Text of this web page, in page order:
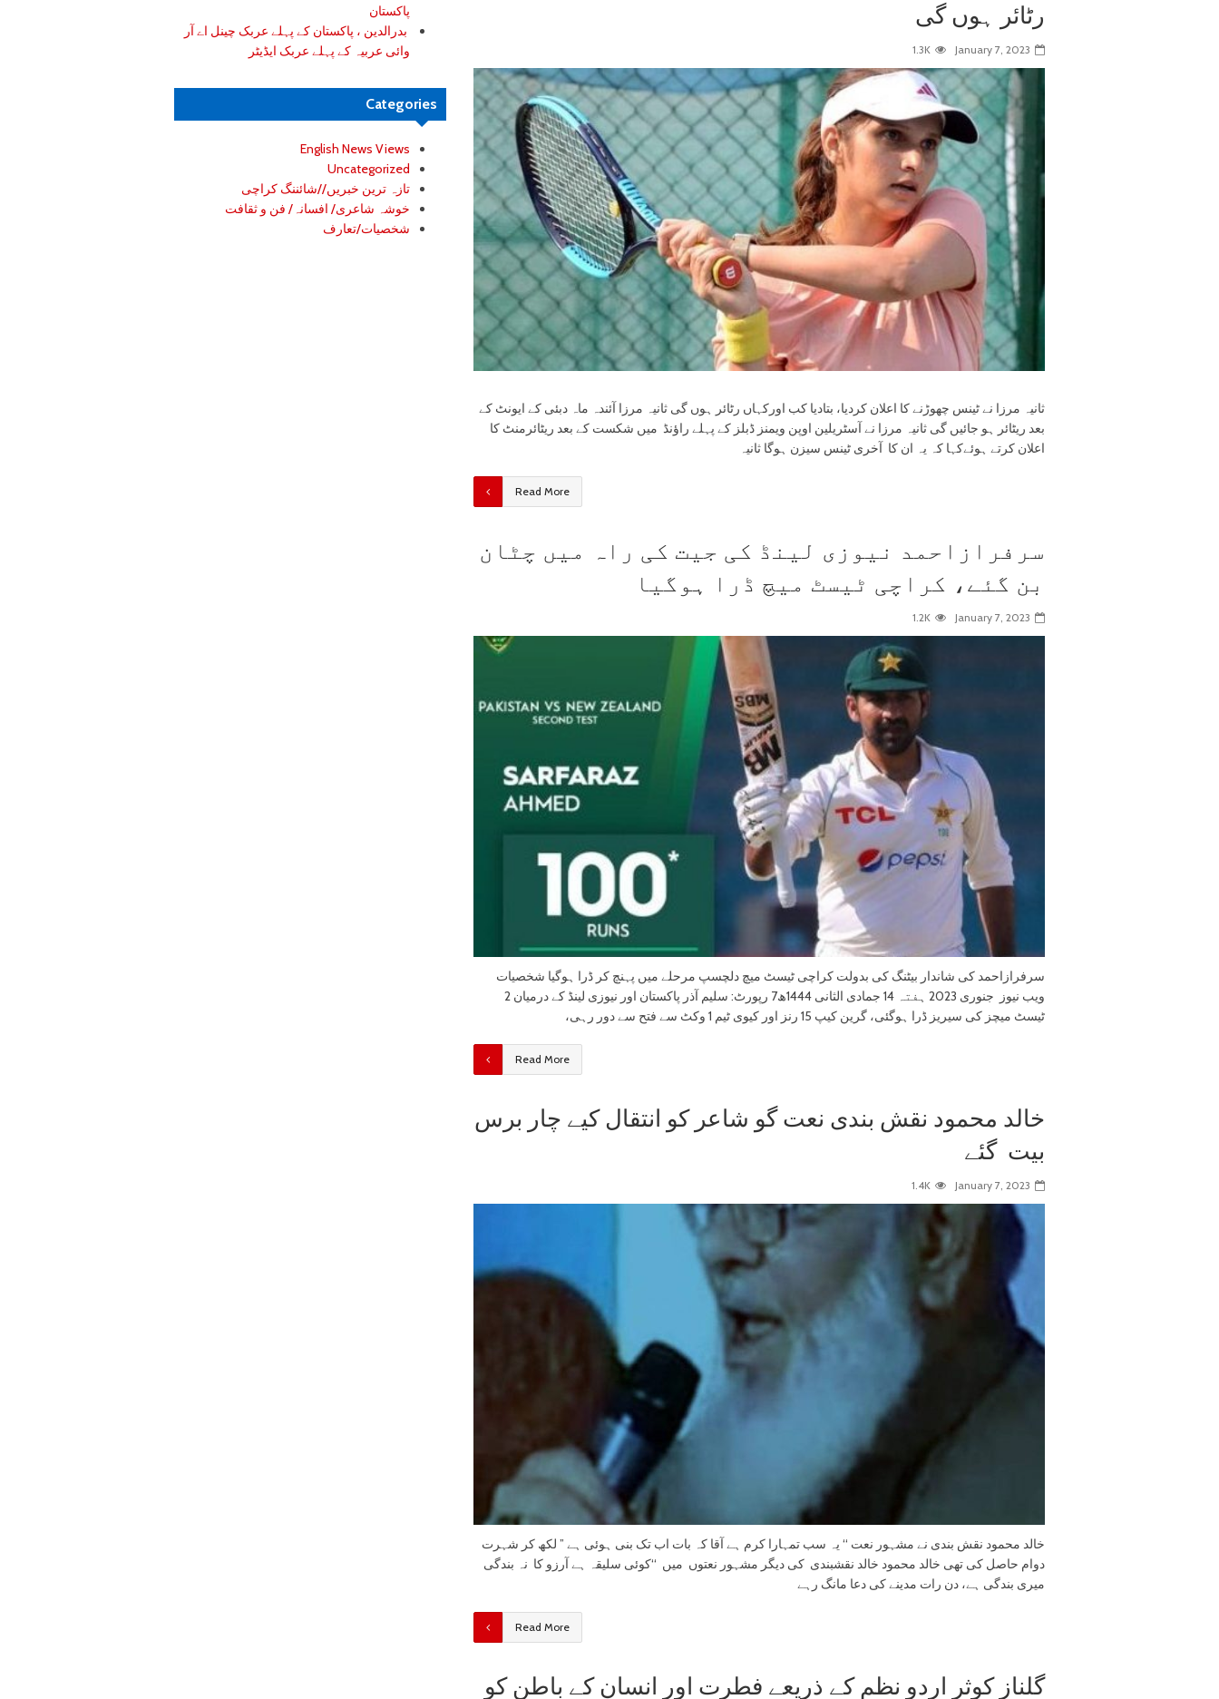
رٹائر ہوں گی
January 7, 2023
1.3K
ثانیہ مرزا نے ٹینس چھوڑنے کا اعلان کردیا، بتادیا کب اورکہاں رٹائر ہوں گی ثانیہ مرزا آئندہ ماہ دبئی کے ایونٹ کے
بعد ریٹائر ہو جائیں گی ثانیہ مرزا نے آسٹریلین اوپن ویمنز ڈبلز کے پہلے راؤنڈ میں شکست کے بعد ریٹائرمنٹ کا
اعلان کرتے ہوئےکہا کہ یہ ان کا آخری ٹینس سیزن ہوگا ثانیہ
Read More
سرفرازاحمد نیوزی لینڈ کی جیت کی راہ میں چٹان
بن گئے، کراچی ٹیسٹ میچ ڈرا ہوگیا
January 7, 2023
1.2K
سرفرازاحمد کی شاندار بیٹنگ کی بدولت کراچی ٹیسٹ میچ دلچسپ مرحلے میں پہنچ کر ڈرا ہوگیا شخصیات
ویب نیوز جنوری 2023 ہفتہ 14 جمادی الثانی 1444ھ7 رپورٹ: سلیم آذر پاکستان اور نیوزی لینڈ کے درمیان 2
ٹیسٹ میچز کی سیریز ڈرا ہوگئی، گرین کیپ 15 رنز اور کیوی ٹیم 1 وکٹ سے فتح سے دور رہی،
Read More
خالد محمود نقش بندی نعت گو شاعر کو انتقال کیے چار برس
بیت گئے
January 7, 2023
1.4K
خالد محمود نقش بندی نے مشہور نعت ‘‘ یہ سب تمہارا کرم ہے آقا کہ بات اب تک بنی ہوئی ہے ” لکھ کر شہرت
دوام حاصل کی تھی خالد محمود خالد نقشبندی کی دیگر مشہور نعتوں میں ‘‘کوئی سلیقہ ہے آرزو کا نہ بندگی
میری بندگی ہے، دن رات مدینے کی دعا مانگ رہے
Read More
گلناز کوثر اردو نظم کے ذریعے فطرت اور انسان کے باطن کو
پاکستان
بدرالدین ، پاکستان کے پہلے عربک چینل اے آر
وائی عربیہ کے پہلے عربک ایڈیٹر
Categories
English News Views
Uncategorized
تازہ ترین خبریں//شائننگ کراچی
خوشہ شاعری/ افسانہ/ فن و ثقافت
شخصیات/تعارف